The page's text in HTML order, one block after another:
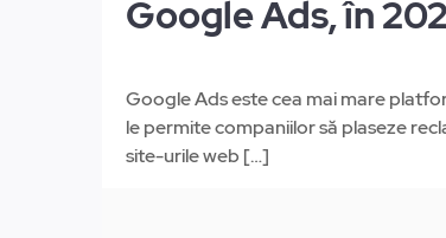
Google Ads, în
Google Ads este cea mai mare
le permite companiilor să plaseze
site-urile web […]